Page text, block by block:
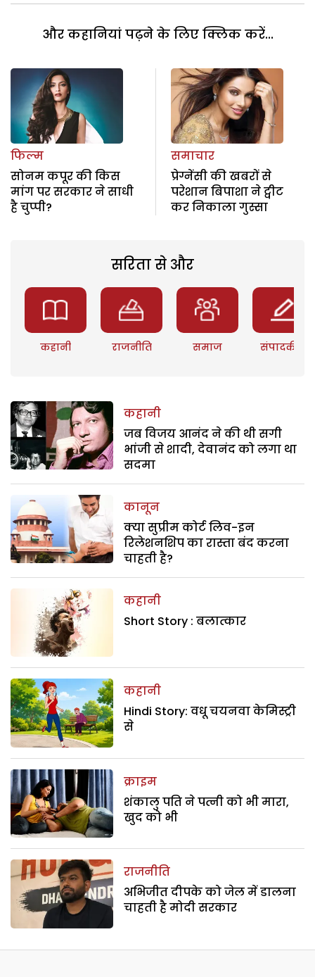
और कहानियां पढ़ने के लिए क्लिक करें...
फिल्म
सोनम कपूर की किस
मांग पर सरकार ने साधी
है चुप्पी?
समाचार
प्रेग्नेंसी की खबरों से
परेशान बिपाशा ने ट्वीट
कर निकाला गुस्सा
सरिता से और
कहानी राजनीति समाज संपादकीय
कहानी
जब विजय आनंद ने की थी सगी
भांजी से शादी, देवानंद को लगा था
सदमा
कानून
क्या सुप्रीम कोर्ट लिव-इन
रिलेशनशिप का रास्ता बंद करना
चाहती है?
कहानी
Short Story : बलात्कार
कहानी
Hindi Story: वधू चयनवा केमिस्ट्री
से
क्राइम
शंकालु पति ने पत्नी को भी मारा,
खुद को भी
राजनीति
अभिजीत दीपके को जेल में डालना
चाहती है मोदी सरकार